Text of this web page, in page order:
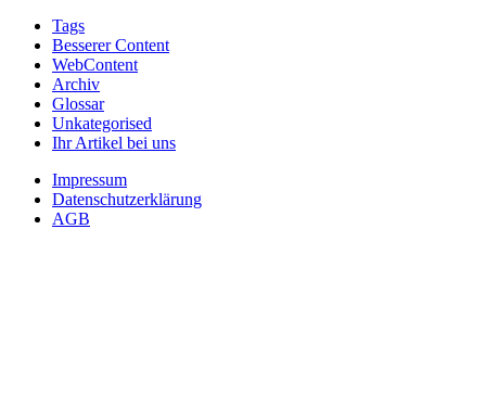
Tags
Besserer Content
WebContent
Archiv
Glossar
Unkategorised
Ihr Artikel bei uns
Impressum
Datenschutzerklärung
AGB